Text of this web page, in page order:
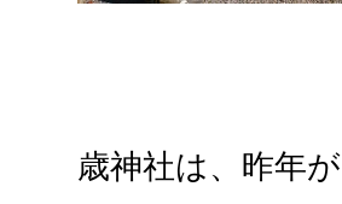
歳神社は、昨年が